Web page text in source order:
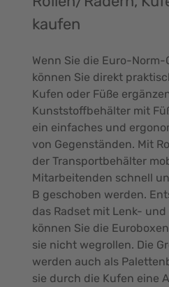
kaufen
Wenn Sie die Euro-
können Sie direkt
Kufen oder Füße
Kunststoffbehälter mit
ein einfaches und
von Gegenständen. Mit
der Transportbehälter
Mitarbeitenden schnell
B geschoben werden.
das Radset mit Lenk-
können Sie die
sie nicht wegrollen. Die
werden auch als
sie durch die Kufen eine